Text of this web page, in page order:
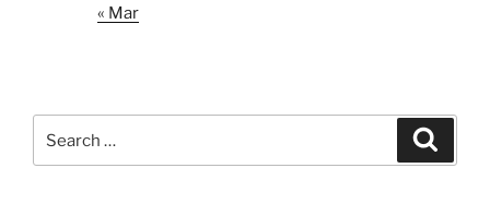
« Mar
for: